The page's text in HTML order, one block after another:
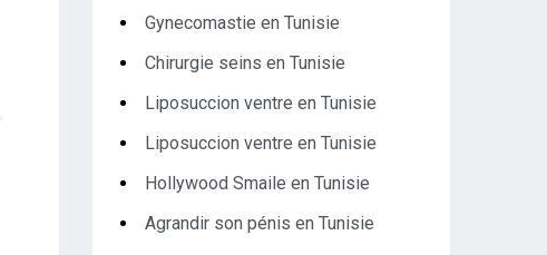
Gynecomastie en Tunisie
Chirurgie seins en Tunisie
Liposuccion ventre en Tunisie
Liposuccion ventre en Tunisie
Hollywood Smaile en Tunisie
Agrandir son pénis en Tunisie